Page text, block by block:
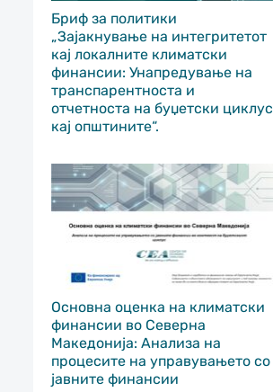
Бриф за политики
„Зајакнување на интегритетот
кај локалните климатски
финансии: Унапредување на
транспарентноста и
отчетноста на буџетски циклус
кај општините“.
Основна оценка на климатски
финансии во Северна
Македонија: Анализа на
процесите на управувањето со
јавните финансии